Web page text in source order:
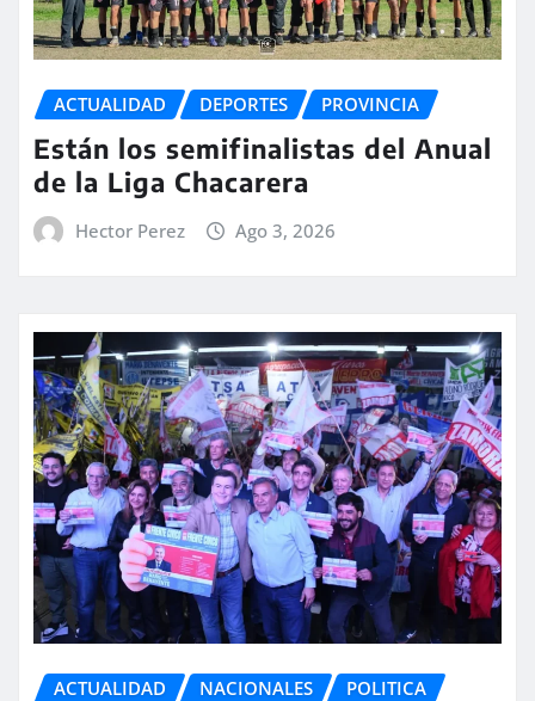
ACTUALIDAD DEPORTES PROVINCIA
Están los semifinalistas del Anual
de la Liga Chacarera
Hector Perez Ago 3, 2026
ACTUALIDAD NACIONALES POLITICA